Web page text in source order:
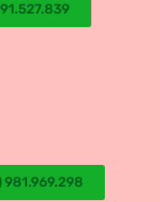
981.969.298